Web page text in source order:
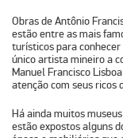
Obras de Antônio
estão entre as mais
turísticos para
único artista mineiro a
Manuel Francisco
atenção com seus ricos
Há ainda muitos
estão expostos alguns